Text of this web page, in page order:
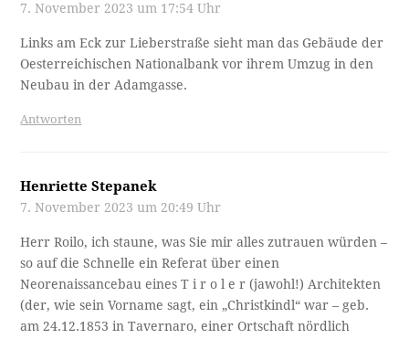
7. November 2023 um 17:54 Uhr
Links am Eck zur Lieberstraße sieht man das Gebäude der
Oesterreichischen Nationalbank vor ihrem Umzug in den
Neubau in der Adamgasse.
Antworten
Henriette Stepanek
7. November 2023 um 20:49 Uhr
Herr Roilo, ich staune, was Sie mir alles zutrauen würden –
so auf die Schnelle ein Referat über einen
Neorenaissancebau eines T i r o l e r (jawohl!) Architekten
(der, wie sein Vorname sagt, ein „Christkindl“ war – geb.
am 24.12.1853 in Tavernaro, einer Ortschaft nördlich